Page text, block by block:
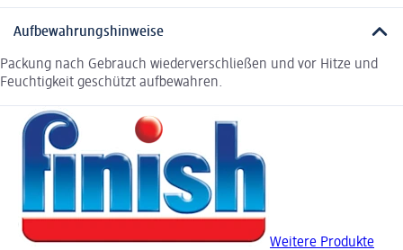
Aufbewahrungshinweise
Packung nach Gebrauch wiederverschließen und vor Hitze und
Feuchtigkeit geschützt aufbewahren.
Weitere Produkte